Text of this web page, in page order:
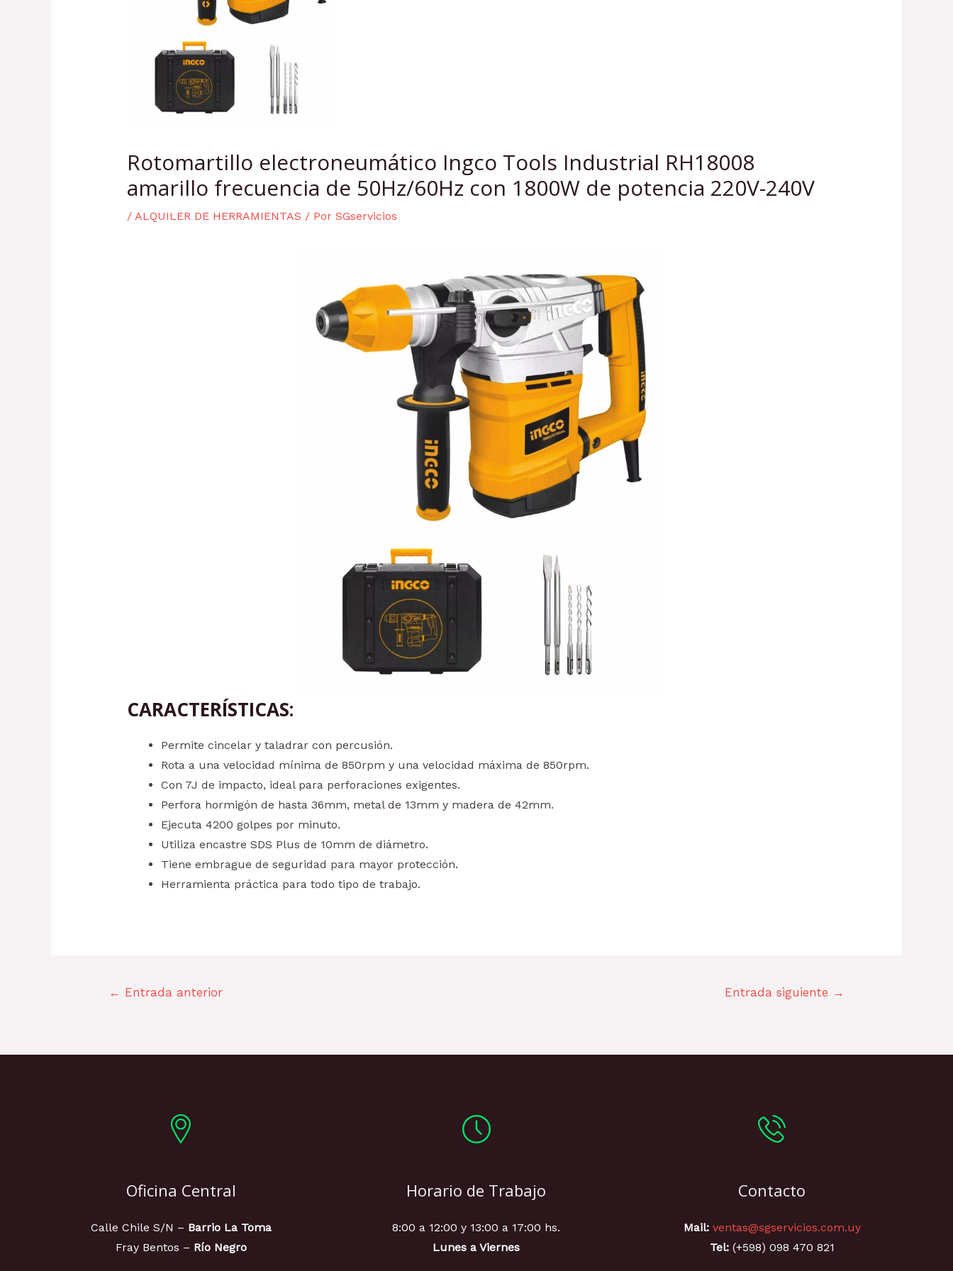
Rotomartillo electroneumático Ingco Tools Industrial RH18008
amarillo frecuencia de 50Hz/60Hz con 1800W de potencia 220V-240V
/ ALQUILER DE HERRAMIENTAS / Por SGservicios
CARACTERÍSTICAS:
Permite cincelar y taladrar con percusión.
Rota a una velocidad mínima de 850rpm y una velocidad máxima de 850rpm.
Con 7J de impacto, ideal para perforaciones exigentes.
Perfora hormigón de hasta 36mm, metal de 13mm y madera de 42mm.
Ejecuta 4200 golpes por minuto.
Utiliza encastre SDS Plus de 10mm de diámetro.
Tiene embrague de seguridad para mayor protección.
Herramienta práctica para todo tipo de trabajo.
← Entrada anterior Entrada siguiente →
Oficina Central
Calle Chile S/N – Barrio La Toma
Fray Bentos – Río Negro
Horario de Trabajo
8:00 a 12:00 y 13:00 a 17:00 hs.
Lunes a Viernes
Contacto
Mail: ventas@sgservicios.com.uy
Tel:(+598) 098 470 821